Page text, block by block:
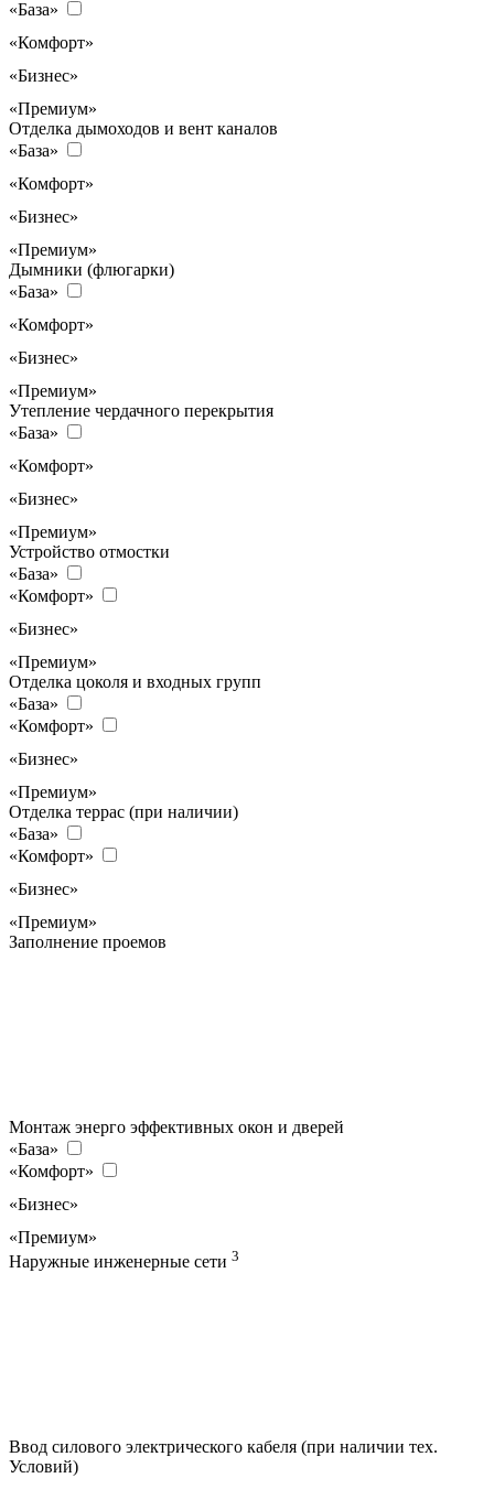
«База»
«Комфорт»
«Бизнес»
«Премиум»
Отделка дымоходов и вент каналов
«База»
«Комфорт»
«Бизнес»
«Премиум»
Дымники (флюгарки)
«База»
«Комфорт»
«Бизнес»
«Премиум»
Утепление чердачного перекрытия
«База»
«Комфорт»
«Бизнес»
«Премиум»
Устройство отмостки
«База»
«Комфорт»
«Бизнес»
«Премиум»
Отделка цоколя и входных групп
«База»
«Комфорт»
«Бизнес»
«Премиум»
Отделка террас (при наличии)
«База»
«Комфорт»
«Бизнес»
«Премиум»
Заполнение проемов
Монтаж энерго эффективных окон и дверей
«База»
«Комфорт»
«Бизнес»
«Премиум»
Наружные инженерные сети 3
Ввод силового электрического кабеля (при наличии тех.
Условий)